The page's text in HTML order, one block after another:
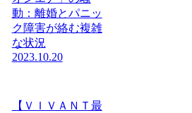
動：離婚とパニッ
ク障害が絡む複雑
な状況
2023.10.20
【ＶＩＶＡＮＴ最